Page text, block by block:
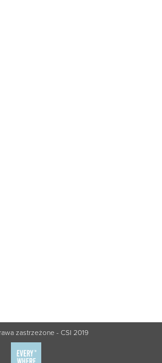
zastrzeżone - CSI 2019